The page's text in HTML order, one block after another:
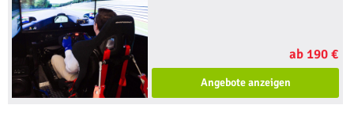
ab 190 €
Angebote anzeigen